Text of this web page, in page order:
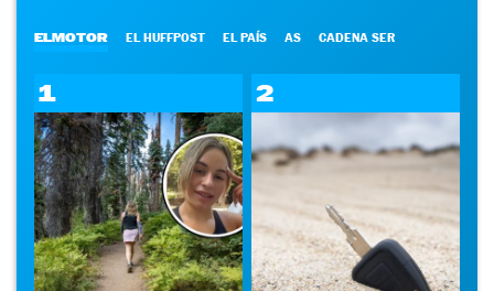
ELMOTOR EL HUFFPOST EL PAÍS AS CADENA SER
1 2